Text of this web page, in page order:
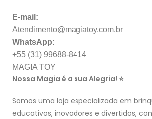
E-mail:
Atendimento@magiatoy.com.br
WhatsApp:
+55 (31) 99688-8414
MAGIA TOY
Nossa Magia é a sua Alegria! ⭐
Somos uma loja especializada em
educativos, inovadores e divertidos,